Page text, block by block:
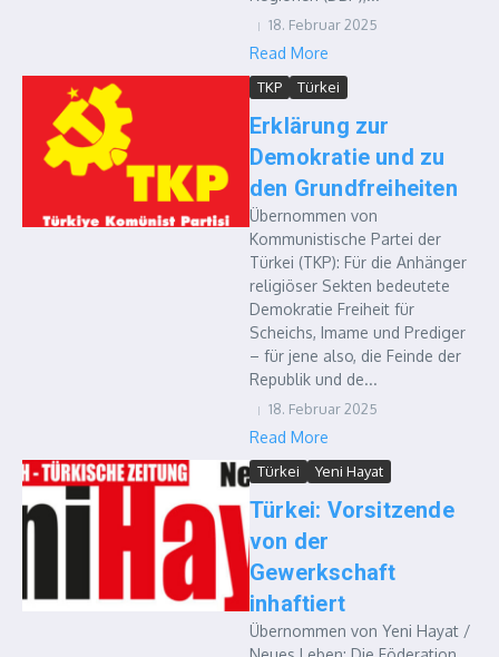
18. Februar 2025
Read More
TKP Türkei
Erklärung zur
Demokratie und zu
den Grundfreiheiten
Übernommen von
Kommunistische Partei der
Türkei (TKP): Für die Anhänger
religiöser Sekten bedeutete
Demokratie Freiheit für
Scheichs, Imame und Prediger
– für jene also, die Feinde der
Republik und de...
18. Februar 2025
Read More
Türkei Yeni Hayat
Türkei: Vorsitzende
von der
Gewerkschaft
inhaftiert
Übernommen von Yeni Hayat /